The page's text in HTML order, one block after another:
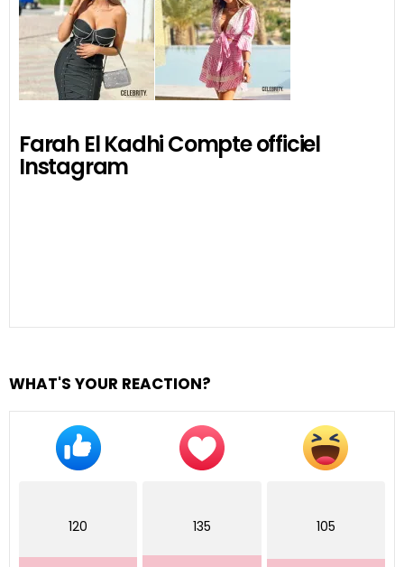
Farah El Kadhi Compte officiel
Instagram
WHAT'S YOUR REACTION?
120 135 105